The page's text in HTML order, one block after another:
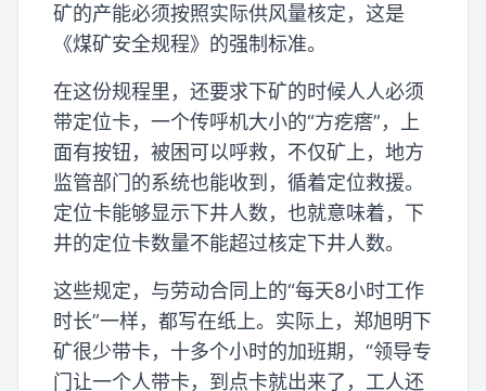
矿的产能必须按照实际供风量核定，这是
《煤矿安全规程》的强制标准。
在这份规程里，还要求下矿的时候人人必须
带定位卡，一个传呼机大小的“方疙瘩”，上
面有按钮，被困可以呼救，不仅矿上，地方
监管部门的系统也能收到，循着定位救援。
定位卡能够显示下井人数，也就意味着，下
井的定位卡数量不能超过核定下井人数。
这些规定，与劳动合同上的“每天8小时工作
时长”一样，都写在纸上。实际上，郑旭明下
矿很少带卡，十多个小时的加班期，“领导专
门让一个人带卡，到点卡就出来了，工人还